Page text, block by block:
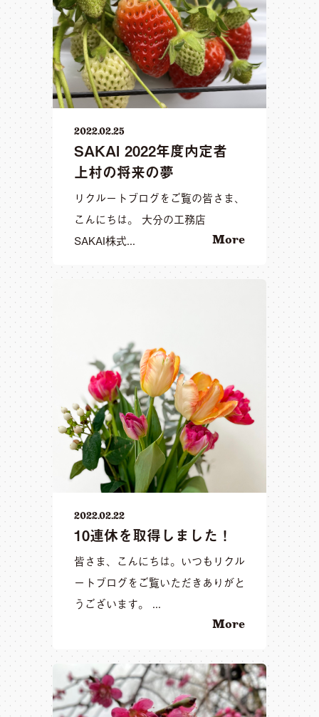
2022.02.25
SAKAI 2022年度内定者
上村の将来の夢
リクルートブログをご覧の皆さま、
こんにちは。 大分の工務店
SAKAI株式...
More
2022.02.22
10連休を取得しました！
皆さま、こんにちは。いつもリクル
ートブログをご覧いただきありがと
うございます。 ...
More